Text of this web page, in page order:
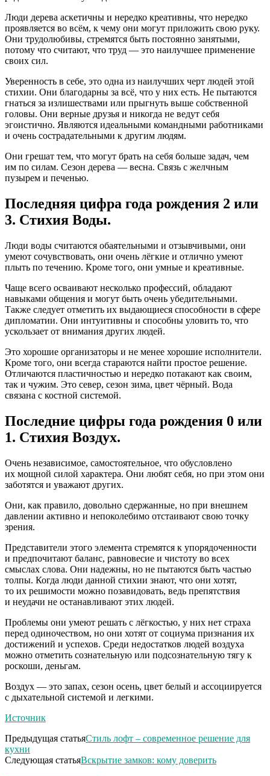
Люди дерева аскетичны и нередко креативны, что нередко
проявляется во всём, к чему они могут приложить свою руку.
Они трудолюбивы, стремятся быть постоянно занятыми,
потому что считают, что труд — это наилучшее применение
своих сил.
Уверенность в себе, это одна из наилучших черт людей этой
стихии. Они благодарны за всё, что у них есть. Не пытаются
гнаться за излишествами или прыгнуть выше собственной
головы. Они верные друзья и никогда не ведут себя
эгоистично. Являются идеальными командными работниками
и очень сострадательными к другим людям.
Они грешат тем, что могут брать на себя больше задач, чем
им по силам. Сезон дерева — весна. Связь с желчным
пузырем и печенью.
Последняя цифра года рождения 2 или
3. Стихия Воды.
Люди воды считаются обаятельными и отзывчивыми, они
умеют сочувствовать, они очень лёгкие и отлично умеют
плыть по течению. Кроме того, они умные и креативные.
Чаще всего осваивают несколько профессий, обладают
навыками общения и могут быть очень убедительными.
Также следует отметить их выдающиеся способности в сфере
дипломатии. Они интуитивны и способны уловить то, что
ускользает от внимания других людей.
Это хорошие организаторы и не менее хорошие исполнители.
Кроме того, они всегда стараются найти простое решение.
Отличаются пластичностью и нередко потакают как своим,
так и чужим. Это север, сезон зима, цвет чёрный. Вода
связана с костной системой.
Последние цифры года рождения 0 или
1. Стихия Воздух.
Очень независимое, самостоятельное, что обусловлено
их мощной силой характера. Они любят себя, но при этом они
заботятся и уважают других.
Они, как правило, довольно сдержанные, но при внешнем
давлении активно и непоколебимо отстаивают свою точку
зрения.
Представители этого элемента стремятся к упорядоченности
и предпочитают баланс, равновесие и чистоту во всех
смыслах слова. Они надежны, но не пытаются быть частью
толпы. Когда люди данной стихии знают, что они хотят,
то их решимости можно позавидовать, ведь препятствия
и неудачи не останавливают этих людей.
Проблемы они умеют решать с лёгкостью, у них нет страха
перед одиночеством, но они хотят от социума признания их
достижений и успехов. Среди недостатков людей воздуха
можно отметить сознательную или подсознательную тягу к
роскоши, деньгам.
Воздух — это запах, сезон осень, цвет белый и ассоциируется
с дыхательной системой и легкими.
Источник
Предыдущая статьяСтиль лофт – современное решение для
кухни
Следующая статьяВскрытие замков: кому доверить